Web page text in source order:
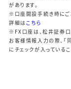
があります。
※口座開設手続き時にご
詳細は こちら
※FX口座は、松井証券口
お客様情報入力の際、「
にチェックが入っている